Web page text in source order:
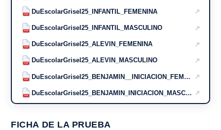
PDF DuEscolarGrisel25_INFANTIL_FEMENINA ↗
PDF DuEscolarGrisel25_INFANTIL_MASCULINO ↗
PDF DuEscolarGrisel25_ALEVIN_FEMENINA ↗
PDF DuEscolarGrisel25_ALEVIN_MASCULINO ↗
PDF DuEscolarGrisel25_BENJAMIN__INICIACION_FEMENINA ↗
PDF DuEscolarGrisel25_BENJAMIN_INICIACION_MASCULINO ↗
FICHA DE LA PRUEBA